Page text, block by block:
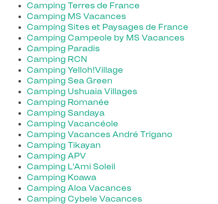
Camping Terres de France
Camping MS Vacances
Camping Sites et Paysages de France
Camping Campeole by MS Vacances
Camping Paradis
Camping RCN
Camping Yelloh!Village
Camping Sea Green
Camping Ushuaia Villages
Camping Romanée
Camping Sandaya
Camping Vacancéole
Camping Vacances André Trigano
Camping Tikayan
Camping APV
Camping L'Ami Soleil
Camping Koawa
Camping Aloa Vacances
Camping Cybele Vacances